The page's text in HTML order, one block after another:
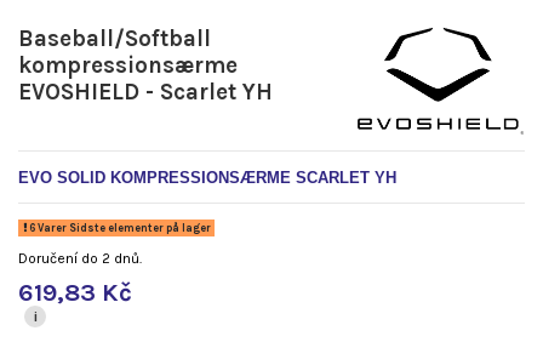
Baseball/Softball
kompressionsærme
EVOSHIELD - Scarlet YH
EVO SOLID KOMPRESSIONSÆRME SCARLET YH
6 Varer Sidste elementer på lager
Doručení do 2 dnů.
619,83 Kč
i